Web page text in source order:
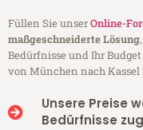
Füllen Sie unserOnline-
maßgeschneiderte Lösung
Bedürfnisse und Ihr
von München nach
Unsere Preise
Bedürfnisse